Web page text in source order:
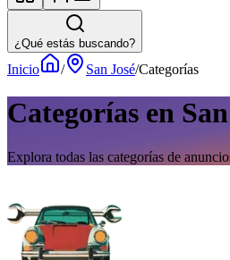
¿Qué estás buscando?
Inicio / San José/Categorías
Categorías en
Explora todas las categorías de